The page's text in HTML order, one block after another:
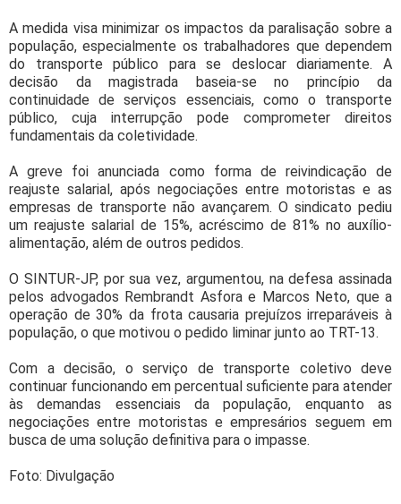
A medida visa minimizar os impactos da paralisação sobre a
população, especialmente os trabalhadores que dependem
do transporte público para se deslocar diariamente. A
decisão da magistrada baseia-se no princípio da
continuidade de serviços essenciais, como o transporte
público, cuja interrupção pode comprometer direitos
fundamentais da coletividade.
A greve foi anunciada como forma de reivindicação de
reajuste salarial, após negociações entre motoristas e as
empresas de transporte não avançarem. O sindicato pediu
um reajuste salarial de 15%, acréscimo de 81% no auxílio-
alimentação, além de outros pedidos.
O SINTUR-JP, por sua vez, argumentou, na defesa assinada
pelos advogados Rembrandt Asfora e Marcos Neto, que a
operação de 30% da frota causaria prejuízos irreparáveis à
população, o que motivou o pedido liminar junto ao TRT-13.
Com a decisão, o serviço de transporte coletivo deve
continuar funcionando em percentual suficiente para atender
às demandas essenciais da população, enquanto as
negociações entre motoristas e empresários seguem em
busca de uma solução definitiva para o impasse.
Foto: Divulgação